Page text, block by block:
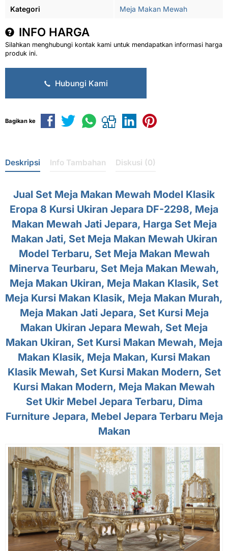
Kategori Meja Makan Mewah
INFO HARGA
Silahkan menghubungi kontak kami untuk mendapatkan informasi harga
produk ini.
Hubungi Kami
Bagikan ke
Deskripsi Info Tambahan Diskusi (0)
Jual Set Meja Makan Mewah Model Klasik
Eropa 8 Kursi Ukiran Jepara DF-2298, Meja
Makan Mewah Jati Jepara, Harga Set Meja
Makan Jati, Set Meja Makan Mewah Ukiran
Model Terbaru, Set Meja Makan Mewah
Minerva Teurbaru, Set Meja Makan Mewah,
Meja Makan Ukiran, Meja Makan Klasik, Set
Meja Kursi Makan Klasik, Meja Makan Murah,
Meja Makan Jati Jepara, Set Kursi Meja
Makan Ukiran Jepara Mewah, Set Meja
Makan Ukiran, Set Kursi Makan Mewah, Meja
Makan Klasik, Meja Makan, Kursi Makan
Klasik Mewah, Set Kursi Makan Modern, Set
Kursi Makan Modern, Meja Makan Mewah
Set Ukir Mebel Jepara Terbaru, Dima
Furniture Jepara, Mebel Jepara Terbaru Meja
Makan